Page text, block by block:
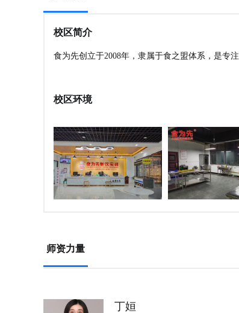
校区简介
食为先创立于2008年，隶属于食之盟体系，是专
校区环境
师资力量
丁姮